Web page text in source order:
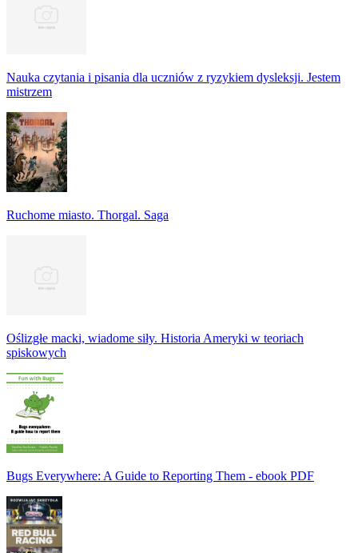
Nauka czytania i pisania dla uczniów z ryzykiem dysleksji. Jestem
mistrzem
Ruchome miasto. Thorgal. Saga
Oślizgłe macki, wiadome siły. Historia Ameryki w teoriach
spiskowych
Bugs Everywhere: A Guide to Reporting Them - ebook PDF